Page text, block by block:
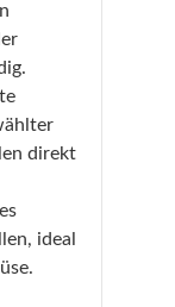
direkt
ideal